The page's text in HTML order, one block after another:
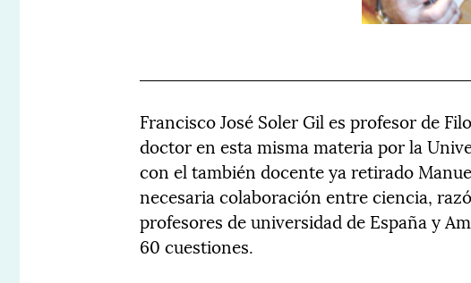
Francisco José Soler Gil es profesor de
doctor en esta misma materia por la
con el también docente ya retirado
necesaria colaboración entre ciencia,
profesores de universidad de España y
60 cuestiones.